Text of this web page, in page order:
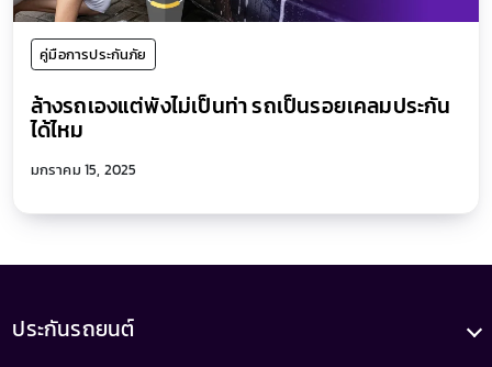
คู่มือการประกันภัย
ล้างรถเองแต่พังไม่เป็นท่า รถเป็นรอยเคลมประกัน
ได้ไหม
มกราคม 15, 2025
ประกันรถยนต์